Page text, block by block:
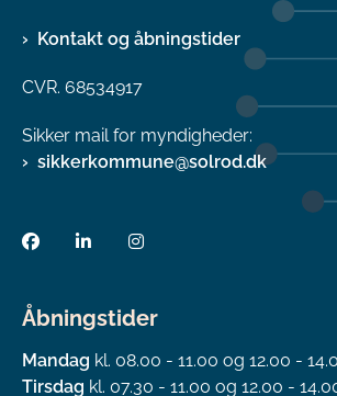
Kontakt og åbningstider
CVR. 68534917
Sikker mail for myndigheder:
sikkerkommune@solrod.dk
Åbningstider
Mandag kl. 08.00 - 11.00 og 12.00 -
Tirsdag kl. 07.30 - 11.00 og 12.00 -